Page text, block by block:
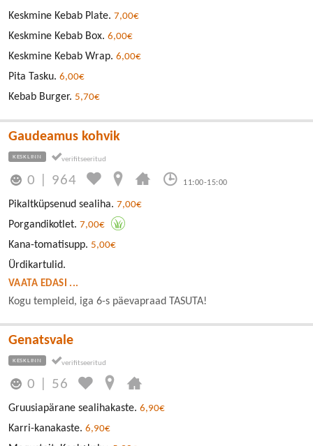
Keskmine Kebab Plate. 7,00€
Keskmine Kebab Box. 6,00€
Keskmine Kebab Wrap. 6,00€
Pita Tasku. 6,00€
Kebab Burger. 5,70€
Gaudeamus kohvik
KESKLINN
0 964 11:00-15:00
Pikaltküpsenud sealiha. 7,00€
Porgandikotlet. 7,00€
Kana-tomatisupp. 5,00€
Ürdikartulid.
VAATA EDASI ...
Kogu templeid, iga 6-s päevapraad TASUTA!
Genatsvale
KESKLINN
0 56
Gruusiapärane sealihakaste. 6,90€
Karri-kanakaste. 6,90€